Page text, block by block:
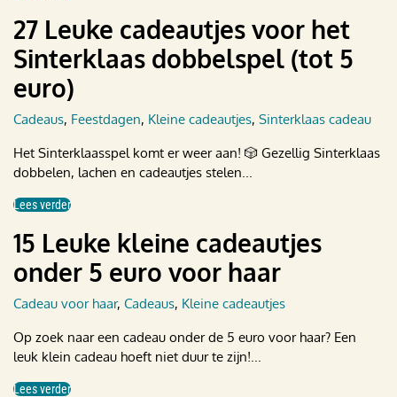
27 Leuke cadeautjes voor het
Sinterklaas dobbelspel (tot 5
euro)
Cadeaus, Feestdagen, Kleine cadeautjes, Sinterklaas cadeau
Het Sinterklaasspel komt er weer aan! 🎲 Gezellig Sinterklaas
dobbelen, lachen en cadeautjes stelen...
Lees verder
15 Leuke kleine cadeautjes
onder 5 euro voor haar
Cadeau voor haar, Cadeaus, Kleine cadeautjes
Op zoek naar een cadeau onder de 5 euro voor haar? Een
leuk klein cadeau hoeft niet duur te zijn!...
Lees verder